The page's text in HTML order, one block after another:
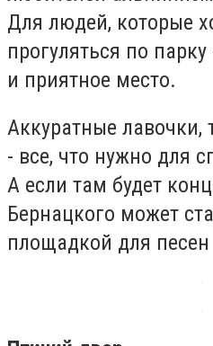
Для людей, которые
прогуляться по
и приятное место.
Аккуратные лавочки,
- все, что нужно для
А если там будет
Бернацкого может
площадкой для